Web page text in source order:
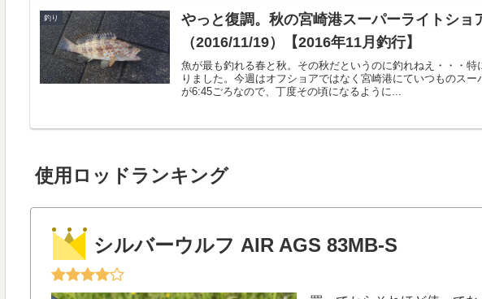
釣り
やっと復調。秋の宮崎港スーパーライトショ
（2016/11/19）【2016年11月釣行】
魚が最も釣れる春と秋。その秋だというのに釣れねえ・・・
りました。今週はオフショアではなく宮崎港にていつものス
が6:45ごろなので、丁度その頃になるように...
使用ロッドランキング
シルバーウルフ AIR AGS 83MB-S